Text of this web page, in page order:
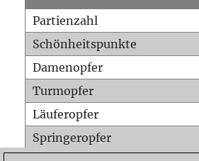
Partienzahl
Schönheitspunkte
Damenopfer
Turmopfer
Läuferopfer
Springeropfer